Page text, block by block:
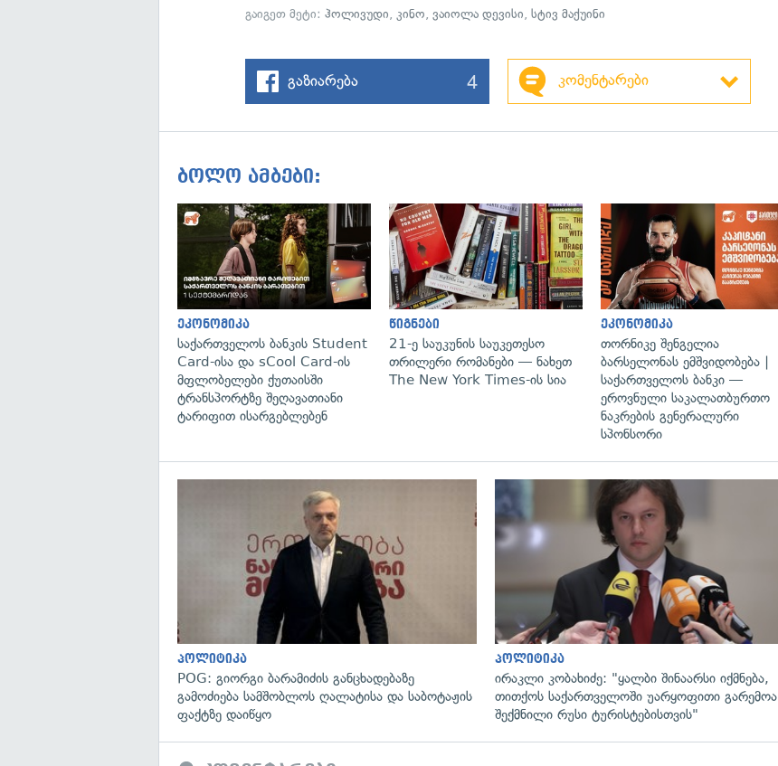
გაიგეთ მეტი:ჰოლივუდი,კინო,ვაიოლა დევისი,სტივ მაქუინი
გაზიარება 4 კომენტარები
ბოლო ამბები:
ეკონომიკა
საქართველოს ბანკის Student
Card-ისა და sCool Card-ის
მფლობელები ქუთაისში
ტრანსპორტზე შეღავათიანი
ტარიფით ისარგებლებენ
გადახედვა
წიგნები
21-ე საუკუნის საუკეთესო
თრილერი რომანები — ნახეთ
The New York Times-ის სია
ეკონომიკა
თორნიკე შენგელია
ბარსელონას ემშვიდობება |
საქართველოს ბანკი —
ეროვნული საკალათბურთო
ნაკრების გენერალური
სპონსორი
პოლიტიკა
POG: გიორგი ბარამიძის განცხადებაზე
გამოძიება სამშობლოს ღალატისა და საბოტაჟის
ფაქტზე დაიწყო
პოლიტიკა
ირაკლი კობახიძე: "ყალბი შინაარსი იქმნება,
თითქოს საქართველოში უარყოფითი გარემოა
შექმნილი რუსი ტურისტებისთვის"